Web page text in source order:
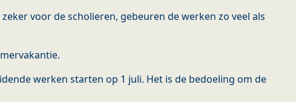
voor de scholieren, gebeuren de werken zo veel als
werken starten op 1 juli. Het is de bedoeling om de